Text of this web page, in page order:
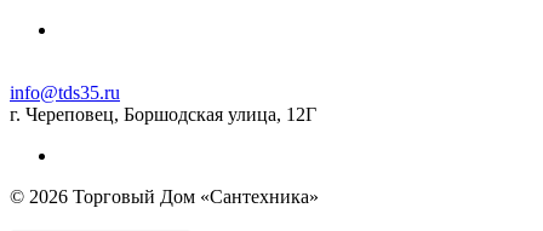
info@tds35.ru
г. Череповец, Боршодская улица, 12Г
© 2026 Торговый Дом «Сантехника»